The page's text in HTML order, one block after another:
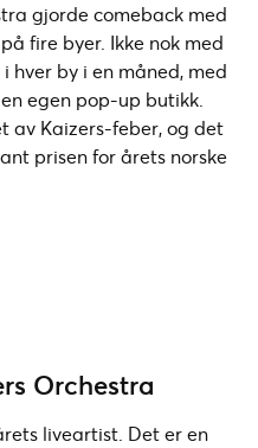
gjorde comeback med
fire byer. Ikke nok med
hver by i en måned, med
egen pop-up butikk.
av Kaizers-feber, og det
prisen for årets norske
Orchestra
liveartist. Det er en